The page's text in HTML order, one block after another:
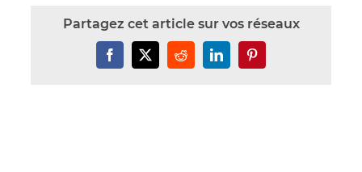
Partagez cet article sur vos réseaux
Facebook
X RedditLinkedInPinterest